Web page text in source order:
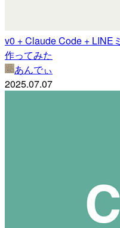
v0 + Claude Code + LINE
作ってみた
あんでぃ
2025.07.07